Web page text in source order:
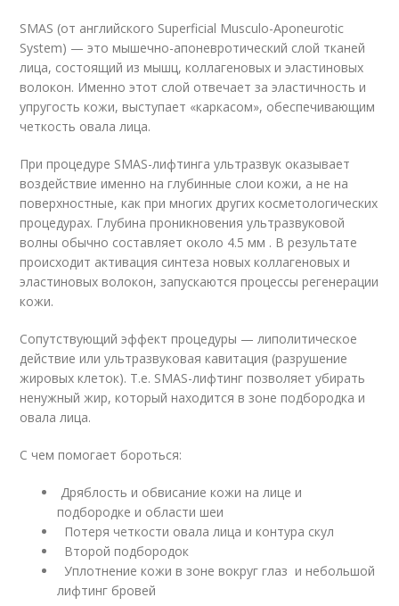
SMAS (от английского Superficial Musculo-Aponeurotic
System) — это мышечно-апоневротический слой тканей
лица, состоящий из мышц, коллагеновых и эластиновых
волокон. Именно этот слой отвечает за эластичность и
упругость кожи, выступает «каркасом», обеспечивающим
четкость овала лица.
При процедуре SMAS-лифтинга ультразвук оказывает
воздействие именно на глубинные слои кожи, а не на
поверхностные, как при многих других косметологических
процедурах. Глубина проникновения ультразвуковой
волны обычно составляет около 4.5 мм . В результате
происходит активация синтеза новых коллагеновых и
эластиновых волокон, запускаются процессы регенерации
кожи.
Сопутствующий эффект процедуры — липолитическое
действие или ультразвуковая кавитация (разрушение
жировых клеток). Т.е. SMAS-лифтинг позволяет убирать
ненужный жир, который находится в зоне подбородка и
овала лица.
С чем помогает бороться:
Дряблость и обвисание кожи на лице и
подбородке и области шеи
Потеря четкости овала лица и контура скул
Второй подбородок
Уплотнение кожи в зоне вокруг глаз и небольшой
лифтинг бровей